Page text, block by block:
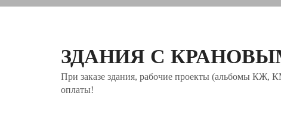
ЗДАНИЯ С
При заказе здания, рабочие проекты (альбомы КЖ,
оплаты!